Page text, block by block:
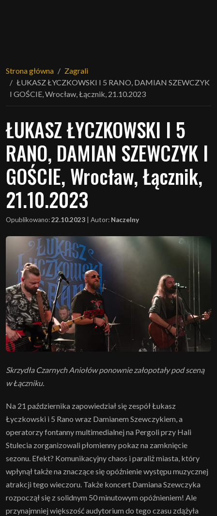
Strona główna
Zagrali
ŁUKASZ ŁYCZKOWSKI I 5 RANO, DAMIAN SZEWCZYK
I GOŚCIE, Wrocław, Łącznik, 21.10.2023
ŁUKASZ ŁYCZKOWSKI I 5
RANO, DAMIAN SZEWCZYK I
GOŚCIE, Wrocław, Łącznik,
21.10.2023
Opublikowano:22.10.2023 Autor: Naczelny
Skrzydła Czarnych Aniołów ponownie załopotały pod sceną
w Łączniku.
Na 21 października zapowiedział się zespół Łukasz
Łyczkowski i 5 Rano wraz Damianem Szewczykiem, a
operatorzy fontanny multimedialnej na Pergoli przy Hali
Stulecia zorganizowali płomienny pokaz na zamknięcie
sezonu. Efekt? Komunikacyjny chaos i paraliż miasta, który
wpłynął także na znaczące się opóźnienie występu muzycznej
atrakcji tego wieczoru. Także koncert Damiana Szewczyka
rozpoczął się z solidnym 50 minutowym opóźnieniem! Ale
przynajmniej większość audytorium do tego czasu zdążyła